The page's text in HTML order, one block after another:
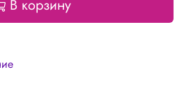
В корзину